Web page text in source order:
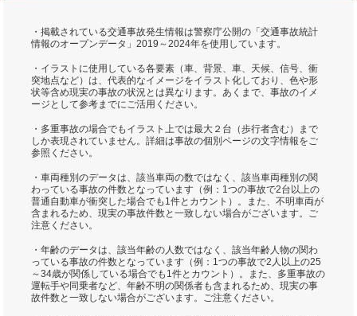
・掲載されている交通事故発生情報は警察庁公開の「交通事故統計
情報のオープンデータ」2019～2024年を使用しています。
・イラストに使用している各要素（車、背景、車、天候、信号、衝
突地点など）は、代表的なイメージをイラスト化しており、色や形
状等含め現実の事故の状況とは異なります。あくまで、事故のイメ
ージとして参考までにご活用ください。
・多重事故の場合でもイラスト上では最大２台（歩行者含む）まで
しか表現されていません。詳細は事故の個別ページの文字情報をご
参照ください。
・車両種別のデータは、該当車両の数ではなく、該当車両種別の関
わっている事故の件数となっています（例：1つの事故で2台以上の
普通自動車が衝突した場合でも1件とカウント）。また、不明車両が
含まれるため、現実の事故件数と一致しない場合がございます。ご
注意ください。
・年齢のデータは、該当年齢の人数ではなく、該当年齢人物の関わ
っている事故の件数となっています（例：1つの事故で2人以上の25
～34歳が関係している場合でも1件とカウント）。また、多重事故の
運転手や同乗者など、年齢不明の関係者も含まれるため、現実の事
故件数と一致しない場合がございます。ご注意ください。